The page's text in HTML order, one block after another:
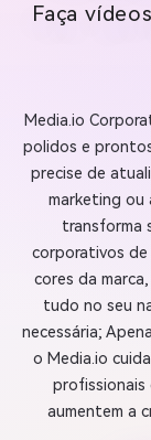
Faça
Media.io
polidos e
precise de
marketing ou
transforma
corporativos de
cores da
tudo no seu
necessária;
o Media.io
profissionais
aumentem a